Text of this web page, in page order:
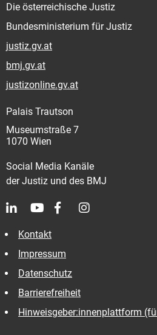
Die österreichische Justiz
Bundesministerium für Justiz
justiz.gv.at
bmj.gv.at
justizonline.gv.at
Palais Trautson
Museumstraße 7
1070 Wien
Social Media Kanäle
der Justiz und des BMJ
Kontakt
Impressum
Datenschutz
Barrierefreiheit
Hinweisgeber:innenplattform